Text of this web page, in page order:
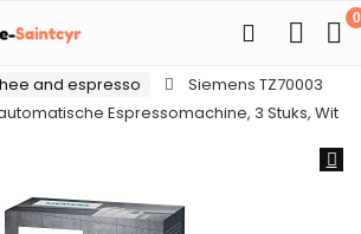
0
and espresso
Siemens TZ70003
Espressomachine, 3 Stuks, Wit